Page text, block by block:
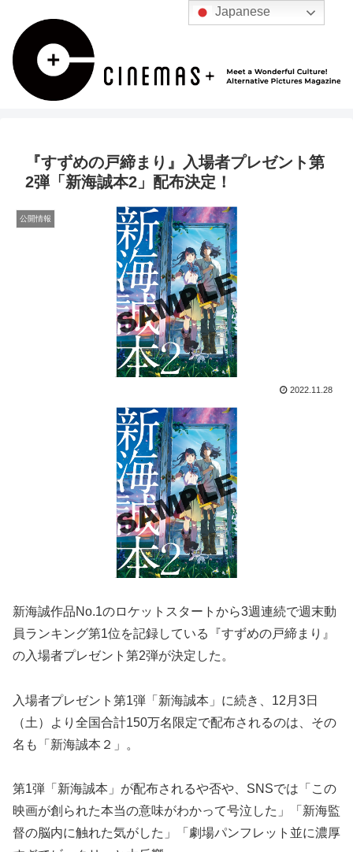
『すずめの戸締まり』入場者プレゼント第
2弾「新海誠本2」配布決定！
公開情報
2022.11.28
新海誠作品No.1のロケットスタートから3週連続で週末動
員ランキング第1位を記録している『すずめの戸締まり』
の入場者プレゼント第2弾が決定した。
入場者プレゼント第1弾「新海誠本」に続き、12月3日
（土）より全国合計150万名限定で配布されるのは、その
名も「新海誠本２」。
第1弾「新海誠本」が配布されるや否や、SNSでは「この
映画が創られた本当の意味がわかって号泣した」「新海監
督の脳内に触れた気がした」「劇場パンフレット並に濃厚
Japanese